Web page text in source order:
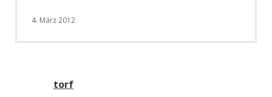
4. März 2012
torf